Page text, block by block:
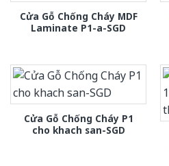
Cửa Gỗ Chống Cháy MDF
Laminate P1-a-SGD
Cửa Gỗ Chống Cháy P1
cho khach san-SGD